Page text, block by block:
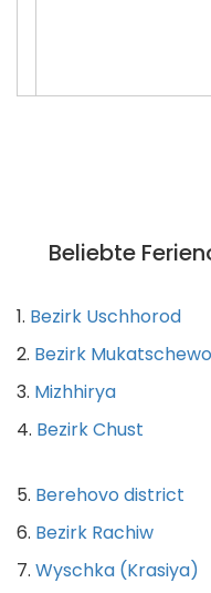
Beliebte
1. Bezirk Uschhorod
2. Bezirk Mukatschewo
3. Mizhhirya
4. Bezirk Chust
5. Berehovo district
6. Bezirk Rachiw
7. Wyschka (Krasiya)